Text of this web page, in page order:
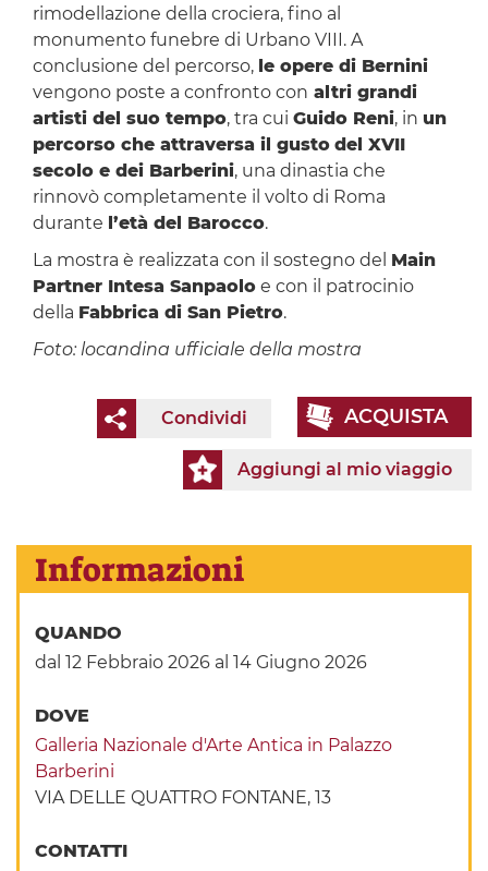
rimodellazione della crociera, fino al
monumento funebre di Urbano VIII. A
conclusione del percorso, le opere di Bernini
vengono poste a confronto con altri grandi
artisti del suo tempo, tra cui Guido Reni, in un
percorso che attraversa il gusto del XVII
secolo e dei Barberini, una dinastia che
rinnovò completamente il volto di Roma
durante l’età del Barocco.
La mostra è realizzata con il sostegno del Main
Partner Intesa Sanpaoloe con il patrocinio
della Fabbrica di San Pietro.
Foto: locandina ufficiale della mostra
ACQUISTA
Condividi
Aggiungi al mio viaggio
Informazioni
QUANDO
dal 12 Febbraio 2026 al 14 Giugno 2026
DOVE
Galleria Nazionale d'Arte Antica in Palazzo
Barberini
VIA DELLE QUATTRO FONTANE, 13
CONTATTI